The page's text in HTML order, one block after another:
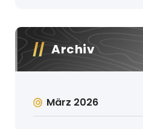
Archiv
März 2026